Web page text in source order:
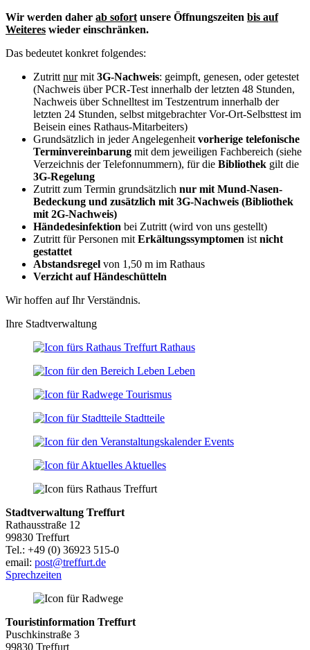
Wir werden daher ab sofort unsere Öffnungszeiten bis auf
Weiteres wieder einschränken.
Das bedeutet konkret folgendes:
Zutritt nurmit 3G-Nachweis: geimpft, genesen, oder getestet
(Nachweis über PCR-Test innerhalb der letzten 48 Stunden,
Nachweis über Schnelltest im Testzentrum innerhalb der
letzten 24 Stunden, selbst mitgebrachter Vor-Ort-Selbsttest im
Beisein eines Rathaus-Mitarbeiters)
Grundsätzlich in jeder Angelegenheit vorherige telefonische
Terminvereinbarung mit dem jeweiligen Fachbereich (siehe
Verzeichnis der Telefonnummern), für die Bibliothek gilt die
3G-Regelung
Zutritt zum Termin grundsätzlich nur mit Mund-Nasen-
Bedeckung und zusätzlich mit 3G-Nachweis (Bibliothek
mit 2G-Nachweis)
Händedesinfektion bei Zutritt (wird von uns gestellt)
Zutritt für Personen mit Erkältungssymptomen ist nicht
gestattet
Abstandsregel von 1,50 m im Rathaus
Verzicht auf Händeschütteln
Wir hoffen auf Ihr Verständnis.
Ihre Stadtverwaltung
Rathaus
Leben
Tourismus
Stadtteile
Events
Aktuelles
Stadtverwaltung Treffurt
Rathausstraße 12
99830 Treffurt
Tel.: +49 (0) 36923 515-0
email: post@treffurt.de
Sprechzeiten
Touristinformation Treffurt
Puschkinstraße 3
99830 Treffurt